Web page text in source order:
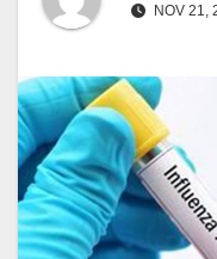
NOV 21,